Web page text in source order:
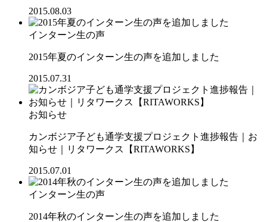
2015.08.03
インターン生の声
2015年夏のインターン生の声を追加しました
2015.07.31
お知らせ
カンボジア子ども通学支援プロジェクト進捗報告｜お
知らせ｜リタワークス【RITAWORKS】
2015.07.01
インターン生の声
2014年秋のインターン生の声を追加しました